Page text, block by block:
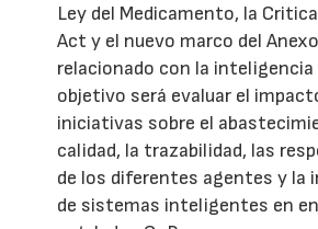
Ley del Medicamento, la
Act y el nuevo marco del
relacionado con la
objetivo será evaluar el
iniciativas sobre el
calidad, la trazabilidad, las
de los diferentes agentes y la
de sistemas inteligentes en